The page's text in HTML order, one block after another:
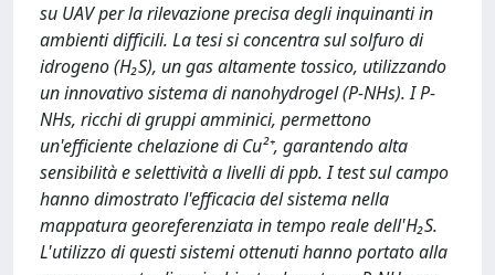
su UAV per la rilevazione precisa degli inquinanti in
ambienti difficili. La tesi si concentra sul solfuro di
idrogeno (H₂S), un gas altamente tossico, utilizzando
un innovativo sistema di nanohydrogel (P-NHs). I P-
NHs, ricchi di gruppi amminici, permettono
un'efficiente chelazione di Cu²⁺, garantendo alta
sensibilità e selettività a livelli di ppb. I test sul campo
hanno dimostrato l'efficacia del sistema nella
mappatura georeferenziata in tempo reale dell'H₂S.
L'utilizzo di questi sistemi ottenuti hanno portato alla